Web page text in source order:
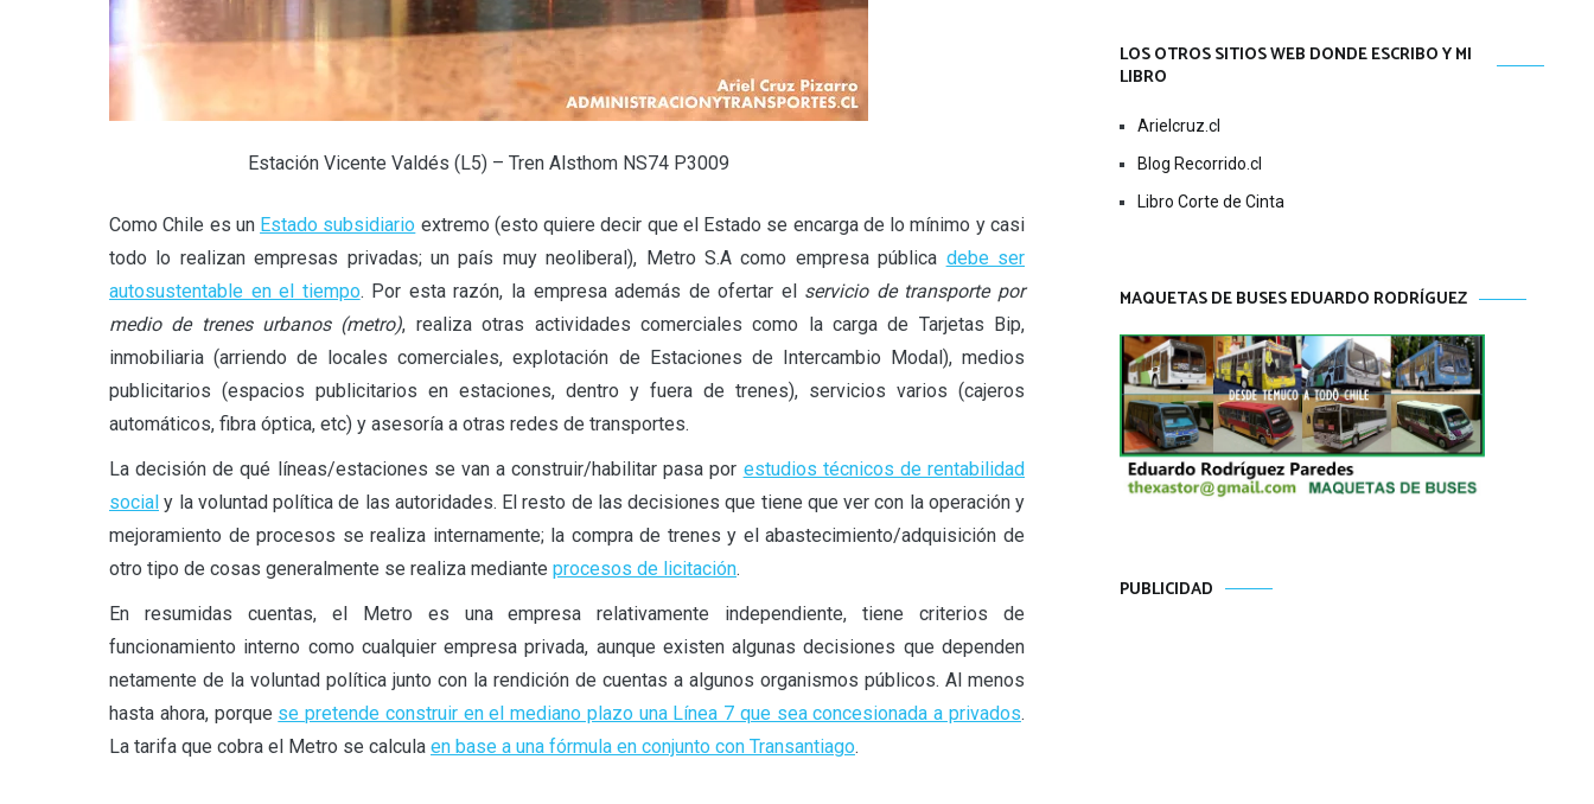
Estación Vicente Valdés (L5) – Tren Alsthom NS74 P3009
Como Chile es un Estado subsidiario extremo (esto quiere decir que el Estado se encarga de lo mínimo y casi
todo lo realizan empresas privadas; un país muy neoliberal), Metro S.A como empresa pública debe ser
autosustentable en el tiempo. Por esta razón, la empresa además de ofertar el servicio de transporte por
medio de trenes urbanos (metro), realiza otras actividades comerciales como la carga de Tarjetas Bip,
inmobiliaria (arriendo de locales comerciales, explotación de Estaciones de Intercambio Modal), medios
publicitarios (espacios publicitarios en estaciones, dentro y fuera de trenes), servicios varios (cajeros
automáticos, fibra óptica, etc) y asesoría a otras redes de transportes.
La decisión de qué líneas/estaciones se van a construir/habilitar pasa por estudios técnicos de rentabilidad
social y la voluntad política de las autoridades. El resto de las decisiones que tiene que ver con la operación y
mejoramiento de procesos se realiza internamente; la compra de trenes y el abastecimiento/adquisición de
otro tipo de cosas generalmente se realiza mediante procesos de licitación.
En resumidas cuentas, el Metro es una empresa relativamente independiente, tiene criterios de
funcionamiento interno como cualquier empresa privada, aunque existen algunas decisiones que dependen
netamente de la voluntad política junto con la rendición de cuentas a algunos organismos públicos. Al menos
hasta ahora, porque se pretende construir en el mediano plazo una Línea 7 que sea concesionada a privados.
La tarifa que cobra el Metro se calcula en base a una fórmula en conjunto con Transantiago.
LOS OTROS SITIOS WEB DONDE ESCRIBO Y MI
LIBRO
Arielcruz.cl
Blog Recorrido.cl
Libro Corte de Cinta
MAQUETAS DE BUSES EDUARDO RODRÍGUEZ
PUBLICIDAD